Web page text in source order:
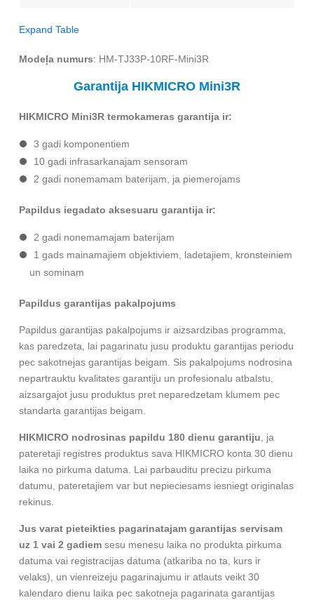
Expand Table
Modeļa numurs: HM-TJ33P-10RF-Mini3R
Garantija HIKMICRO Mini3R
HIKMICRO Mini3R termokameras garantija ir:
3 gadi komponentiem
10 gadi infrasarkanajam sensoram
2 gadi nonemamam baterijam, ja piemerojams
Papildus iegadato aksesuaru garantija ir:
2 gadi nonemamajam baterijam
1 gads mainamajiem objektiviem, ladetajiem, kronsteiniem
un sominam
Papildus garantijas pakalpojums
Papildus garantijas pakalpojums ir aizsardzibas programma,
kas paredzeta, lai pagarinatu jusu produktu garantijas periodu
pec sakotnejas garantijas beigam. Sis pakalpojums nodrosina
nepartrauktu kvalitates garantiju un profesionalu atbalstu,
aizsargajot jusu produktus pret neparedzetam klumem pec
standarta garantijas beigam.
HIKMICRO nodrosinas papildu 180 dienu garantiju , ja
pateretaji registres produktus sava HIKMICRO konta 30 dienu
laika no pirkuma datuma. Lai parbauditu precizu pirkuma
datumu, pateretajiem var but nepieciesams iesniegt originalas
rekinus.
Jus varat pieteikties pagarinatajam garantijas servisam
uz 1 vai 2 gadiem sesu menesu laika no produkta pirkuma
datuma vai registracijas datuma (atkariba no ta, kurs ir
velaks), un vienreizeju pagarinajumu ir atlauts veikt 30
kalendaro dienu laika pec sakotneja pagarinata garantijas